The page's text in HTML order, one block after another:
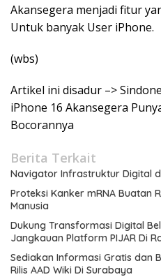
Akansegera menjadi fitur
Untuk banyak User iPhone.
(wbs)
Artikel ini disadur –>
iPhone 16 Akansegera
Bocorannya
Berita Terkait
Navigator Infrastruktur Digital
Proteksi Kanker mRNA Buatan
Manusia
Dukung Transformasi Digital
Jangkauan Platform PIJAR Di
Sediakan Informasi Gratis dan
Rilis AAD Wiki Di Surabaya